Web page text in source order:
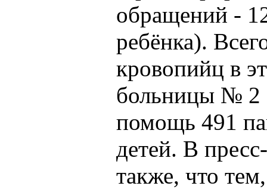
обращений -
ребёнка).
кровопийц в
больницы № 2
помощь 491
детей. В
также, что